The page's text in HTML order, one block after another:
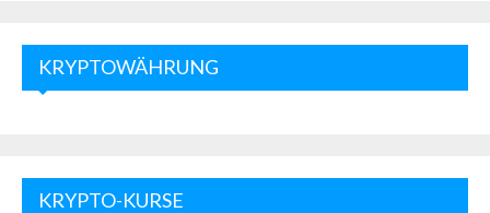
KRYPTOWÄHRUNG
KRYPTO-KURSE